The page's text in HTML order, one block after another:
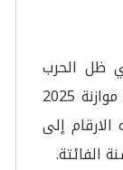
ظل الحرب
الدائرة فيها، والزيادة الملوحظة بنسبة 40% في ايرادات موازنة 2025
إلى
الفائتة.